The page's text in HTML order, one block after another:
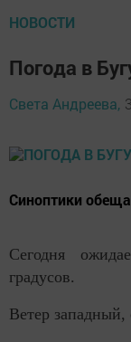
НОВОСТИ
Погода в
Света Андреева,
Синоптики
Сегодня
градусов.
Ветер западный,